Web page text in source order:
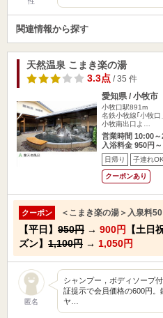
関連情報から探す
天然温泉 こまき楽の湯
3.3点/ 35 件
愛知県 / 小牧市
小牧口駅891m
名鉄小牧線｢小牧
小牧南出口よ…
営業時間 10:00
入浴料金 950円～
日帰り 子連れOK
クーポンあり
クーポン ＜こまき楽の湯＞入泉料
【平日】 950円 → 900円 【土日
ズン】 1,100円 → 1,050円
匿名
シャンプー，ボディソープ
証提示で会員価格の600円
ヤ…